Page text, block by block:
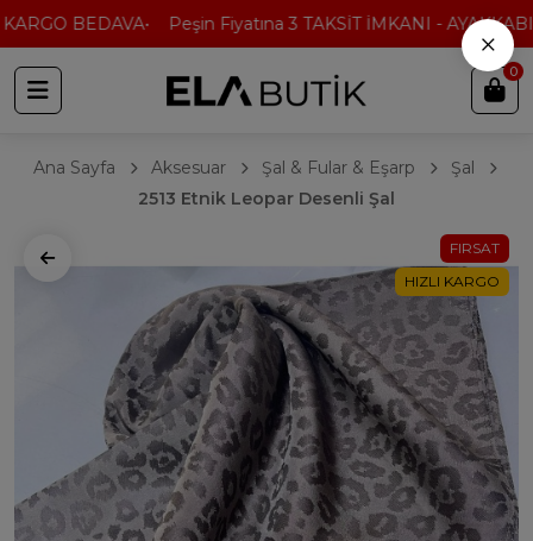
BEDAVA Peşin Fiyatına 3 TAKSİT İMKANI -
0
Ana Sayfa Aksesuar Şal & Fular & Eşarp
Şal
2513 Etnik Leopar Desenli Şal
FIRSAT
HIZLI KARGO
×